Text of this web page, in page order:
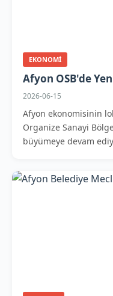
EKONOMI
Afyon OSB'de
2026-06-15
Afyon ekonomisinin
Organize Sanayi
büyümeye devam